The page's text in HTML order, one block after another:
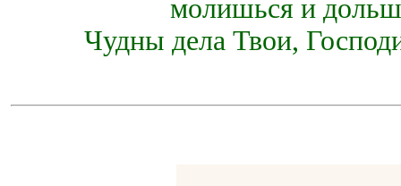
молишься и
Чудны дела Твои,